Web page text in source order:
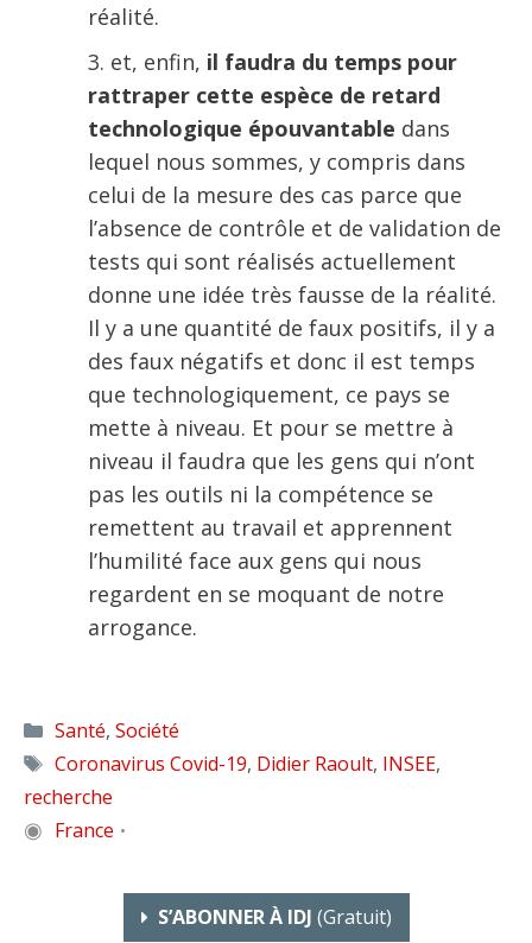
réalité.
et, enfin, il faudra du temps pour
rattraper cette espèce de retard
technologique épouvantable dans
lequel nous sommes, y compris dans
celui de la mesure des cas parce que
l’absence de contrôle et de validation de
tests qui sont réalisés actuellement
donne une idée très fausse de la réalité.
Il y a une quantité de faux positifs, il y a
des faux négatifs et donc il est temps
que technologiquement, ce pays se
mette à niveau. Et pour se mettre à
niveau il faudra que les gens qui n’ont
pas les outils ni la compétence se
remettent au travail et apprennent
l’humilité face aux gens qui nous
regardent en se moquant de notre
arrogance.
Catégories
Santé, Société
Étiquettes
Coronavirus Covid-19, Didier Raoult, INSEE,
recherche
◉ France •
S’ABONNER À IDJ (gratuit)